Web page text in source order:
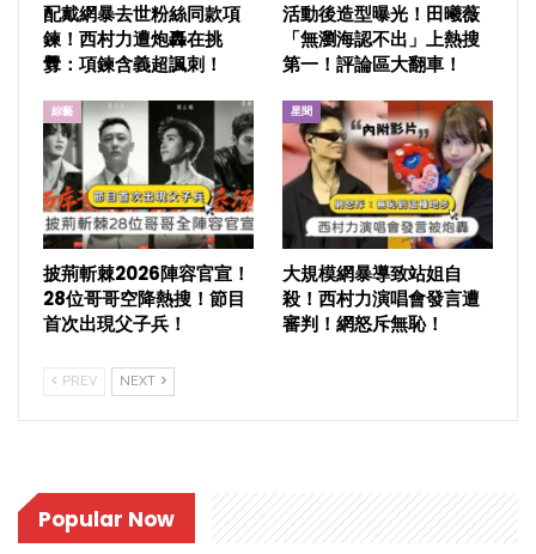
配戴網暴去世粉絲同款項
鍊！西村力遭炮轟在挑
釁：項鍊含義超諷刺！
活動後造型曝光！田曦薇
「無瀏海認不出」上熱搜
第一！評論區大翻車！
綜藝
披荊斬棘2026陣容官宣！
28位哥哥空降熱搜！節目
首次出現父子兵！
星聞
大規模網暴導致站姐自
殺！西村力演唱會發言遭
審判！網怒斥無恥！
PREV NEXT
Popular Now